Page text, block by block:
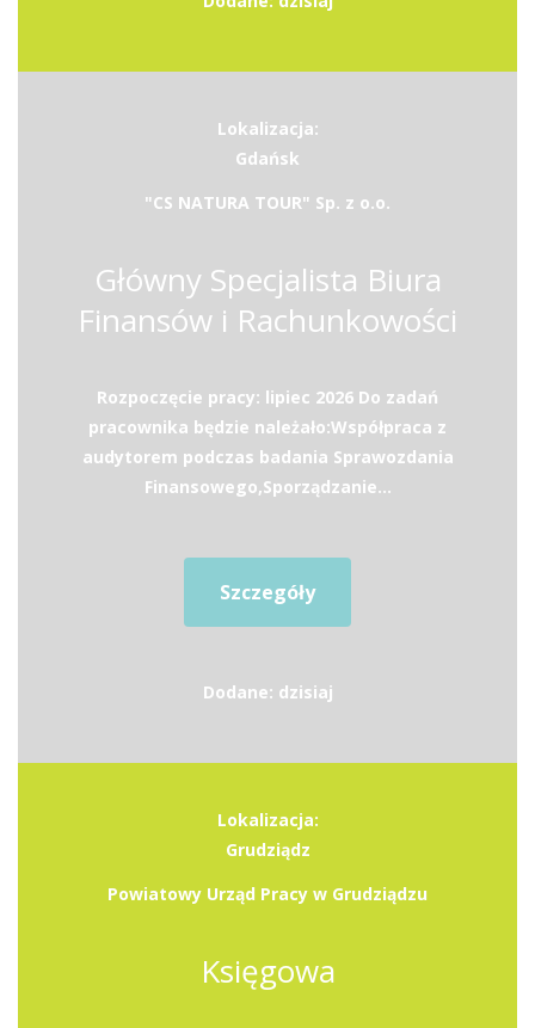
Lokalizacja:
Gdańsk
"CS NATURA TOUR" Sp. z o.o.
Główny Specjalista Biura
Finansów i Rachunkowości
Rozpoczęcie pracy: lipiec 2026 Do zadań
pracownika będzie należało:Współpraca z
audytorem podczas badania Sprawozdania
Finansowego,Sporządzanie...
Szczegóły
Dodane: dzisiaj
Lokalizacja:
Grudziądz
Powiatowy Urząd Pracy w Grudziądzu
Księgowa